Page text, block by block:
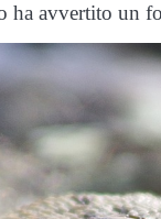
ha avvertito un